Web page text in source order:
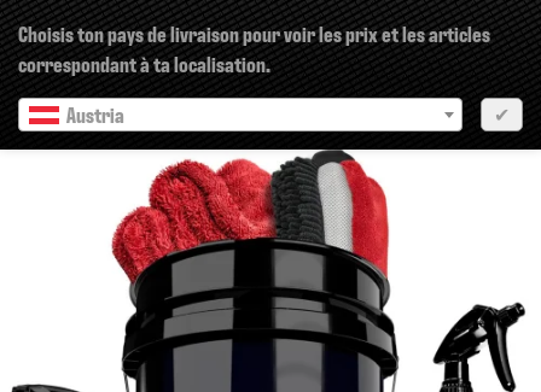
Choisis ton pays de livraison pour voir les prix et les articles
correspondant à ta localisation.
Austria
✔
pr?c?dent Prochain